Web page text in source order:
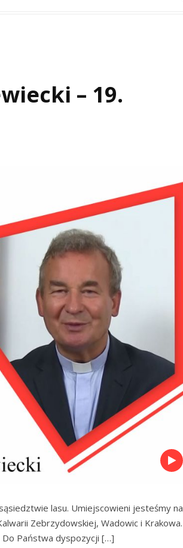
– 19.
lasu. Umiejscowieni jesteśmy na
Zebrzydowskiej, Wadowic i Krakowa.
Do Państwa dyspozycji […]